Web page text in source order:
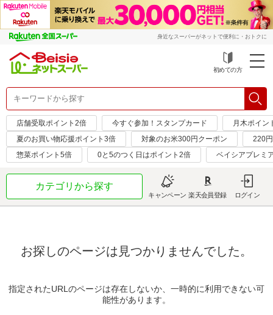
身近なスーパーがネットで便利に・おトクに
初めての方
店舗受取ポイント2倍 今すぐ参加！スタンプカード
月木ポイン
夏のお買い物応援ポイント3倍
対象のお米300円クーポン
220
惣菜ポイント5倍
0と5のつく日はポイント2倍 ベイシアプレミ
カテゴリから探す
キャンペーン 楽天会員登録 ログイン
お探しのページは見つかりませんでした。
指定されたURLのページは存在しないか、一時的に利用できない可
能性があります。